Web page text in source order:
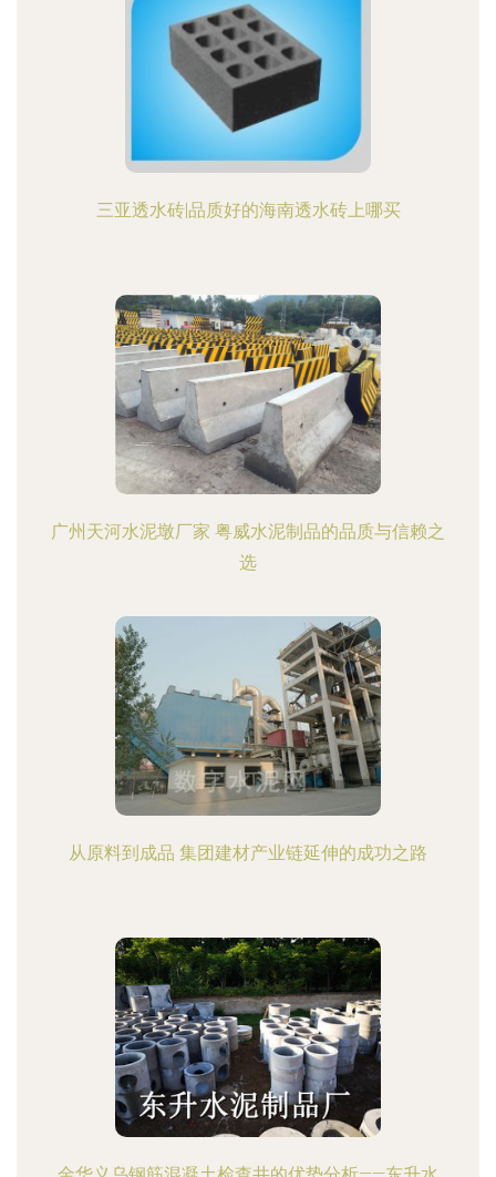
三亚透水砖|品质好的海南透水砖上哪买
广州天河水泥墩厂家 粤威水泥制品的品质与信赖之
选
从原料到成品 集团建材产业链延伸的成功之路